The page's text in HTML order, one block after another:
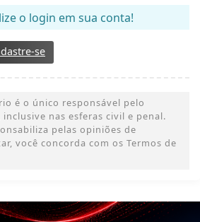
o login em sua conta!
se
é o único responsável pelo
nas esferas civil e penal.
pelas opiniões de
você concorda com os Termos de